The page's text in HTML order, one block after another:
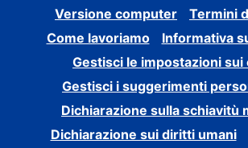
Versione computer
Termini
Come lavoriamo
Informativa
Gestisci le impostazioni sui
Gestisci i suggerimenti
Dichiarazione sulla schiavitù
Dichiarazione sui diritti umani